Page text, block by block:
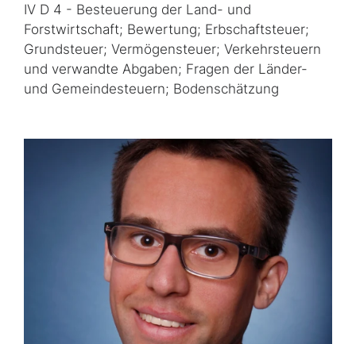
IV D 4 - Besteuerung der Land- und
Forstwirtschaft; Bewertung; Erbschaftsteuer;
Grundsteuer; Vermögensteuer; Verkehrsteuern
und verwandte Abgaben; Fragen der Länder-
und Gemeindesteuern; Bodenschätzung